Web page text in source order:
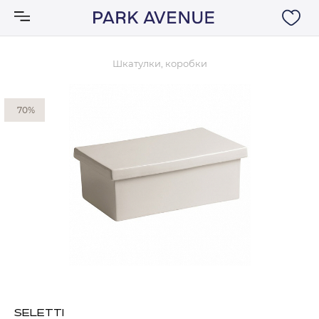
Мебель
Шкатулки, коробки
70%
SELETTI